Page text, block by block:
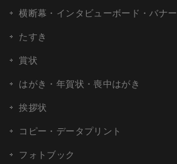
横断幕・インタビューボード・バナー
たすき
賞状
はがき・年賀状・喪中はがき
挨拶状
コピー・データプリント
フォトブック